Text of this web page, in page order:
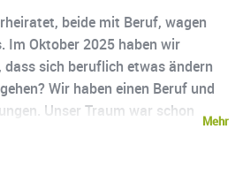
beide mit Beruf, wagen
Im Oktober 2025 haben wir
sich beruflich etwas ändern
Wir haben einen Beruf und
Unser Traum war schon
zwei Rädern. Das hier ist unsere
Mehr